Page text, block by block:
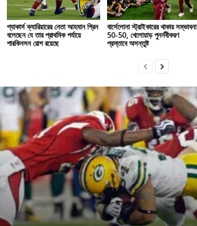
প্যাকার্স ক্যারিয়ারের নেতা আহমান গ্রিন
বলেছেন যে তার প্রাথমিক পর্যায়ে
পারকিনসন রোগ রয়েছে
বার্সেলোনা স্ট্রাইকারের থাকার সম্ভাবনা
50-50, খেলোয়াড় পুনর্নবীকরণ
প্রস্তাবে অসন্তুষ্ট